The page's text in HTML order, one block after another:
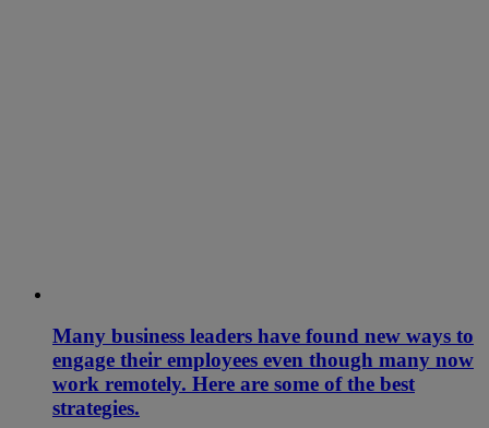
Many business leaders have found new ways to
engage their employees even though many now
work remotely. Here are some of the best
strategies.